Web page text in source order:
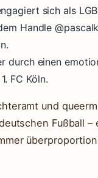
sich als
Handle
durch einen
FC Köln.
und
Fußball